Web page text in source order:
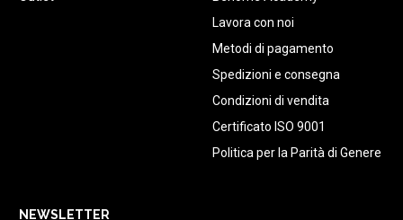
Lavora con noi
Metodi di pagamento
Spedizioni e consegna
Condizioni di vendita
Certificato ISO 9001
Politica per la Parità di Genere
NEWSLETTER